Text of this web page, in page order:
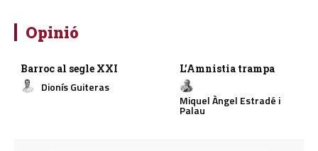
Opinió
Barroc al segle XXI
Dionís Guiteras
L’Amnistia trampa
Miquel Àngel Estradé i
Palau